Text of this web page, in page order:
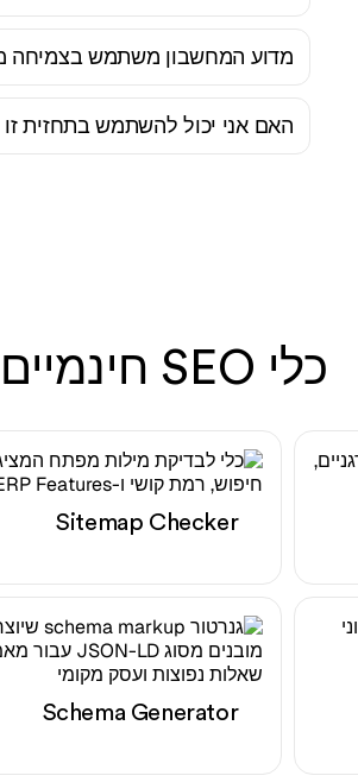
מדוע המחשבון משתמש בצמיחה
האם אני יכול להשתמש בתחזית
כלי SEO חינמיים נוספים
Sitemap Checker
Schema Generator